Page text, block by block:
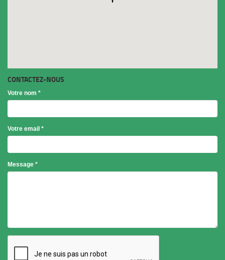
CONTACTEZ-NOUS
Votre nom *
Votre email *
Objet
*
Message *